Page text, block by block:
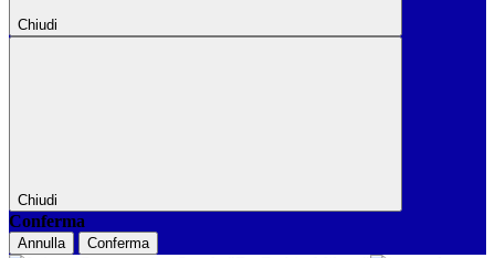
Chiudi
Chiudi
Conferma
Annulla Conferma